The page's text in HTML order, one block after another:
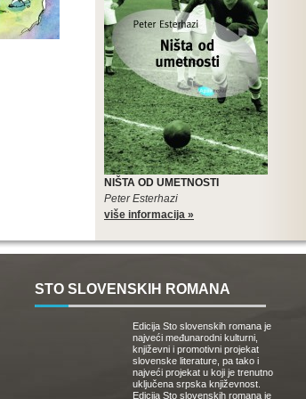
NIŠTA OD UMETNOSTI
Peter Esterhazi
više informacija »
STO SLOVENSKIH ROMANA
Edicija Sto slovenskih romana je
najveći međunarodni kulturni,
književni i promotivni projekat
slovenske literature, pa tako i
najveći projekat u koji je trenutno
uključena srpska književnost.
Edicija Sto slovenskih romana je